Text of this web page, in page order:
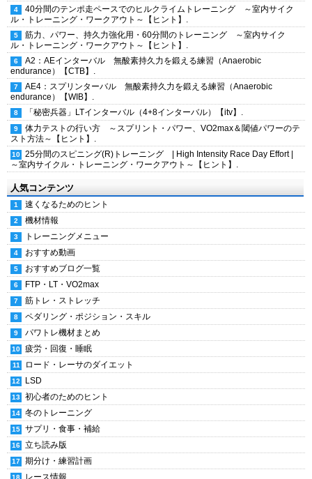
40分間のテンポ走ペースでのヒルクライムトレーニング ～室内サイク
ル・トレーニング・ワークアウト～【ヒント】.
筋力、パワー、持久力強化用・60分間のトレーニング ～室内サイク
ル・トレーニング・ワークアウト～【ヒント】.
A2：AEインターバル 無酸素持久力を鍛える練習（Anaerobic
endurance）【CTB】.
AE4：スプリンターバル 無酸素持久力を鍛える練習（Anaerobic
endurance）【WIB】.
「秘密兵器」LTインターバル（4+8インターバル）【itv】.
体力テストの行い方 ～スプリント・パワー、VO2max＆閾値パワーのテ
スト方法～【ヒント】.
25分間のスピニング(R)トレーニング | High Intensity Race Day Effort |
～室内サイクル・トレーニング・ワークアウト～【ヒント】.
人気コンテンツ
速くなるためのヒント
機材情報
トレーニングメニュー
おすすめ動画
おすすめブログ一覧
FTP・LT・VO2max
筋トレ・ストレッチ
ペダリング・ポジション・スキル
パワトレ機材まとめ
疲労・回復・睡眠
ロード・レーサのダイエット
LSD
初心者のためのヒント
冬のトレーニング
サプリ・食事・補給
立ち読み版
期分け・練習計画
レース情報